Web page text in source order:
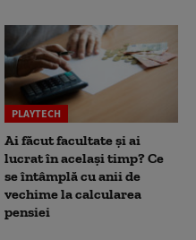
PLAYTECH
Ai făcut facultate și ai
lucrat în același timp? Ce
se întâmplă cu anii de
vechime la calcularea
pensiei